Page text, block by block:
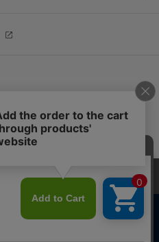
SNS
テンツ改善のためにCookieを使用
の使用に同意したものとみな